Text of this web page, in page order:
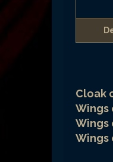
Cloak
Wings
Wings
Wings